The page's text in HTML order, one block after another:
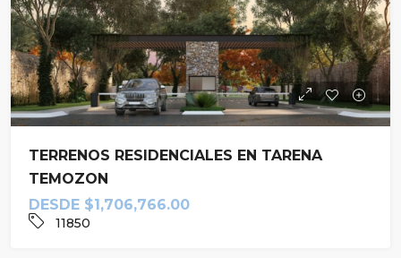
TERRENOS RESIDENCIALES EN TARENA
TEMOZON
DESDE $1,706,766.00
11850